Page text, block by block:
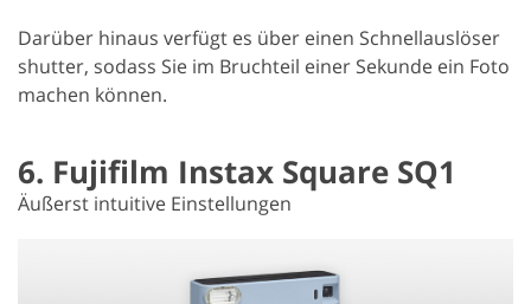
Darüber hinaus verfügt es über einen Schnellauslöser
shutter, sodass Sie im Bruchteil einer Sekunde ein Foto
machen können.
6. Fujifilm Instax Square SQ1
Äußerst intuitive Einstellungen